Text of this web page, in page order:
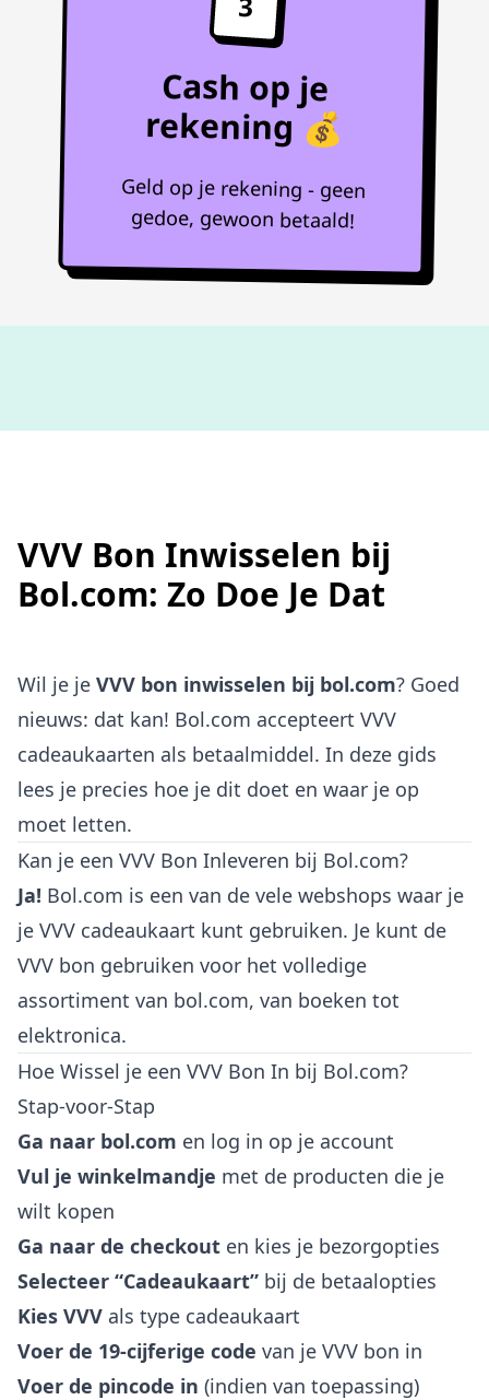
Cash op je
rekening 💰
Geld op je rekening - geen
gedoe, gewoon betaald!
VVV Bon Inwisselen bij
Bol.com: Zo Doe Je Dat
Wil je je VVV bon inwisselen bij bol.com? Goed
nieuws: dat kan! Bol.com accepteert VVV
cadeaukaarten als betaalmiddel. In deze gids
lees je precies hoe je dit doet en waar je op
moet letten.
Kan je een VVV Bon Inleveren bij Bol.com?
Ja! Bol.com is een van de vele webshops waar je
je VVV cadeaukaart kunt gebruiken. Je kunt de
VVV bon gebruiken voor het volledige
assortiment van bol.com, van boeken tot
elektronica.
Hoe Wissel je een VVV Bon In bij Bol.com?
Stap-voor-Stap
Ga naar bol.com en log in op je account
Vul je winkelmandje met de producten die je
wilt kopen
Ga naar de checkout en kies je bezorgopties
Selecteer “Cadeaukaart” bij de betaalopties
Kies VVV als type cadeaukaart
Voer de 19-cijferige code van je VVV bon in
Voer de pincode in (indien van toepassing)